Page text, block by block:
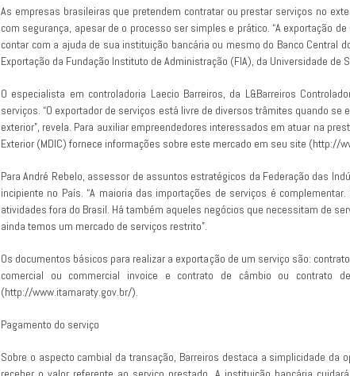
As empresas brasileiras que pretendem contratar ou prestar serviços no
com segurança, apesar de o processo ser simples e prático. “A exportação
contar com a ajuda de sua instituição bancária ou mesmo do Banco Central
Exportação da Fundação Instituto de Administração (FIA), da Universidade de
O especialista em controladoria Laecio Barreiros, da L&Barreiros
serviços. “O exportador de serviços está livre de diversos trâmites quando
exterior”, revela. Para auxiliar empreendedores interessados em atuar na
Exterior (MDIC) fornece informações sobre este mercado em seu site (http://
Para André Rebelo, assessor de assuntos estratégicos da Federação das
incipiente no País. “A maioria das importações de serviços é
atividades fora do Brasil. Há também aqueles negócios que necessitam de
ainda temos um mercado de serviços restrito”.
Os documentos básicos para realizar a exportação de um serviço são:
comercial ou commercial invoice e contrato de câmbio ou contrato
(http://www.itamaraty.gov.br/).
Pagamento do serviço
Sobre o aspecto cambial da transação, Barreiros destaca a simplicidade da